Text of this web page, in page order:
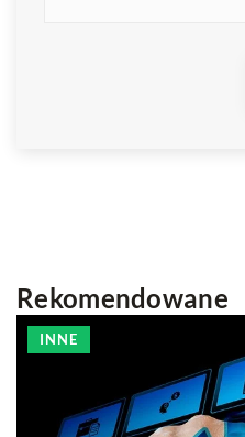
Rekomendowane
INNE